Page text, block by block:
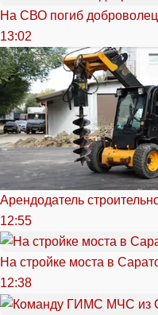
На СВО погиб
13:02
Арендодатель
12:55
На стройке моста в
12:38